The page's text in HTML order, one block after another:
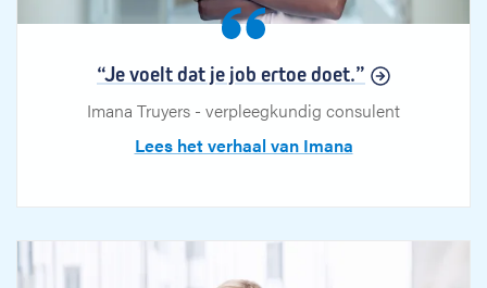
“Je voelt dat je job ertoe doet.”
Imana Truyers - verpleegkundig consulent
Lees het verhaal van Imana